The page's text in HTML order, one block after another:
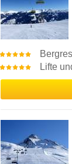
Lifte